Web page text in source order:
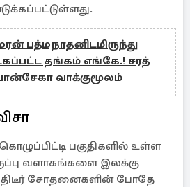
பத்மநாதனிடமிருந்து
தங்கம் எங்கே.! சரத்
வாக்குமூலம்
பகுதிகளில் உள்ள
வளாகங்களை இலக்கு
திடீர் சோதனைகளின் போதே